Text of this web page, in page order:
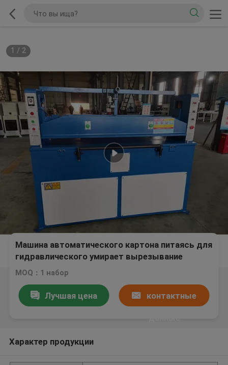
1 / 2
Машина автоматического картона питаясь для
гидравлического умирает вырезывание
MOQ：1 набор
Лучшая цена контактные
Характер продукции